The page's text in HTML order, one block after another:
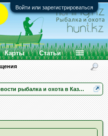
Войти или зарегистрироваться
рыбалка и охота в Казахстане
Карты Статьи